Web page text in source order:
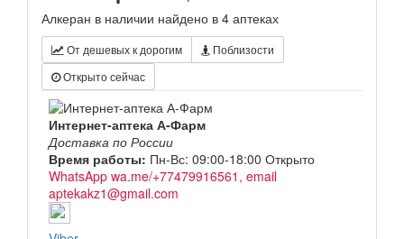
Алкеран в наличии найдено в 4 аптеках
От дешевых к дорогим
Поблизости
Открыто сейчас
Интернет-аптека А-Фарм
Доставка по России
Время работы: Пн-Вс: 09:00-18:00 Открыто
WhatsApp wa.me/+77479916561, email
aptekakz1@gmail.com